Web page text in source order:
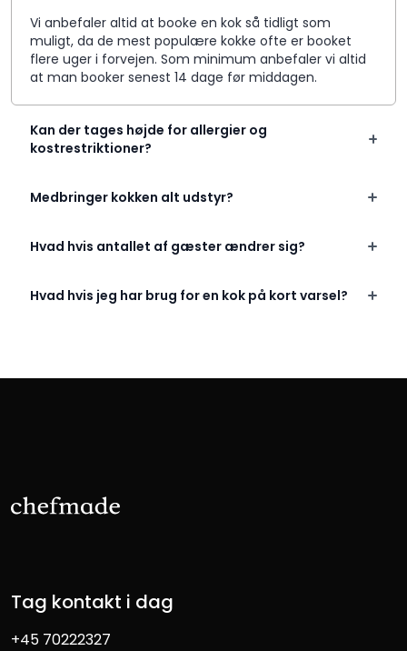
Vi anbefaler altid at booke en kok så tidligt som
muligt, da de mest populære kokke ofte er booket
flere uger i forvejen. Som minimum anbefaler vi altid
at man booker senest 14 dage før middagen.
Kan der tages højde for allergier og
kostrestriktioner?
Medbringer kokken alt udstyr?
Hvad hvis antallet af gæster ændrer sig?
Hvad hvis jeg har brug for en kok på kort varsel?
Tag kontakt i dag
+45 70222327